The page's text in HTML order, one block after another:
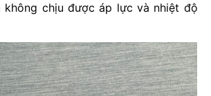
không chịu được áp lực và nhiệt độ